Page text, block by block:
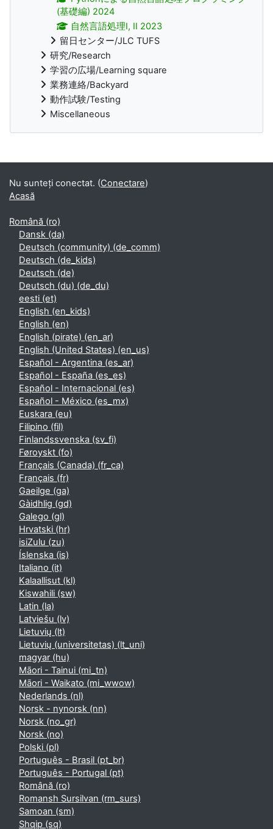
(基礎編) 2024
自然言語処理I, II 2023
留日センター/JLC TUFS
研究/Research
学習の広場/Learning square
業務連絡/Backyard
動作試験/Testing
Miscellaneous
Supplementary blocks
Nu sunteți conectat. (Conectare)
Acasă
Română ‎(ro)‎
Dansk ‎(da)‎
Deutsch (community) ‎(de_comm)‎
Deutsch ‎(de_kids)‎
Deutsch ‎(de)‎
Deutsch (du) ‎(de_du)‎
eesti ‎(et)‎
English ‎(en_kids)‎
English ‎(en)‎
English (pirate) ‎(en_ar)‎
English (United States) ‎(en_us)‎
Español - Argentina ‎(es_ar)‎
Español - España ‎(es_es)‎
Español - Internacional ‎(es)‎
Español - México ‎(es_mx)‎
Euskara ‎(eu)‎
Filipino ‎(fil)‎
Finlandssvenska ‎(sv_fi)‎
Føroyskt ‎(fo)‎
Français (Canada) ‎(fr_ca)‎
Français ‎(fr)‎
Gaeilge ‎(ga)‎
Gàidhlig ‎(gd)‎
Galego ‎(gl)‎
Hrvatski ‎(hr)‎
isiZulu ‎(zu)‎
Íslenska ‎(is)‎
Italiano ‎(it)‎
Kalaallisut ‎(kl)‎
Kiswahili ‎(sw)‎
Latin ‎(la)‎
Latviešu ‎(lv)‎
Lietuvių ‎(lt)‎
Lietuvių (universitetas) ‎(lt_uni)‎
magyar ‎(hu)‎
Māori - Tainui ‎(mi_tn)‎
Māori - Waikato ‎(mi_wwow)‎
Nederlands ‎(nl)‎
Norsk - nynorsk ‎(nn)‎
Norsk ‎(no_gr)‎
Norsk ‎(no)‎
Polski ‎(pl)‎
Português - Brasil ‎(pt_br)‎
Português - Portugal ‎(pt)‎
Română ‎(ro)‎
Romansh Sursilvan ‎(rm_surs)‎
Samoan ‎(sm)‎
Shqip ‎(sq)‎